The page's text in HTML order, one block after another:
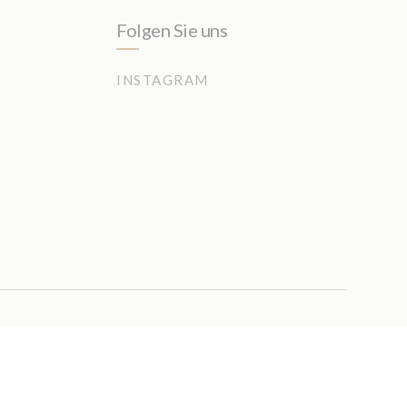
Folgen Sie uns
INSTAGRAM